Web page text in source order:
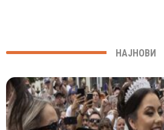
НАЈНОВИ